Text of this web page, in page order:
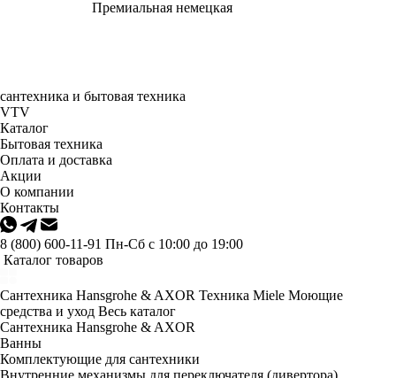
Премиальная немецкая
сантехника и бытовая техника
VTV
Каталог
Бытовая техника
Оплата и доставка
Акции
О компании
Контакты
8 (800) 600-11-91 Пн-Сб с 10:00 до 19:00
Каталог товаров
Сантехника Hansgrohe & AXOR Техника Miele Моющие
средства и уход Весь каталог
Сантехника Hansgrohe & AXOR
Ванны
Комплектующие для сантехники
Внутренние механизмы для переключателя (дивертора)